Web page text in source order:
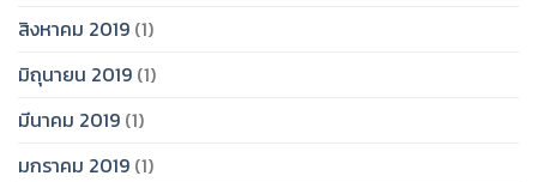
สิงหาคม 2019 (1)
มิถุนายน 2019 (1)
มีนาคม 2019 (1)
มกราคม 2019 (1)